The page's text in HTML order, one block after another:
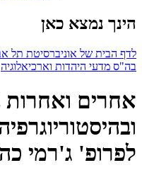
הינך נמצא כאן
לדף הבית של אוניברסיטת תל
בה"ס מדעי היהדות וארכיאלוגיה
אחרים ואחרות
לפרופ' ג'רמי